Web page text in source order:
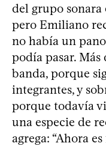
del grupo
pero Emiliano
no había un
podía pasar.
banda, porque
integrantes, y
porque todavía
una especie de
agrega: “Ahora